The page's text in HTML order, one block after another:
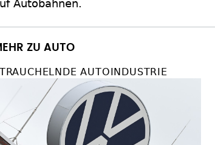
Autobahnen.
ZU AUTO
AUTOINDUSTRIE